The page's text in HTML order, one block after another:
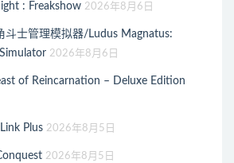
: Freakshow 2026年8月6日
斗士管理模拟器/Ludus Magnatus:
2026年8月6日
of Reincarnation – Deluxe Edition
Plus 2026年8月5日
2026年8月5日